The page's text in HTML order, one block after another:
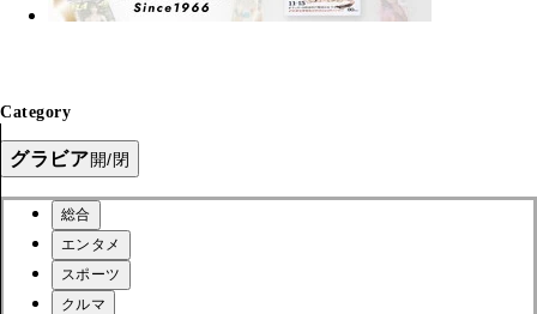
Category
グラビア開/閉
総合
エンタメ
スポーツ
クルマ